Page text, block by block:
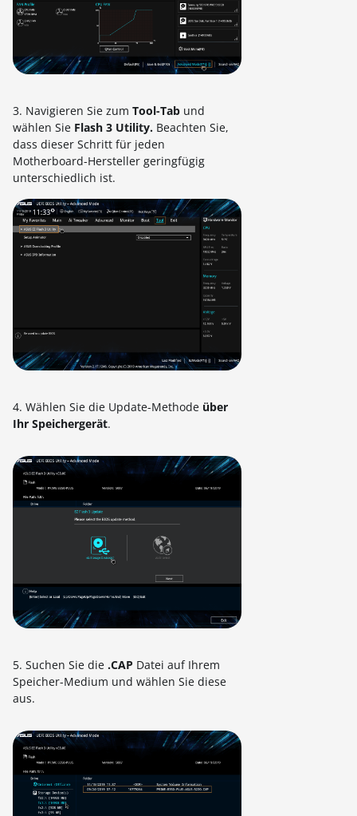
3. Navigieren Sie zum Tool-Tab und
wählen Sie Flash 3 Utility. Beachten Sie,
dass dieser Schritt für jeden
Motherboard-Hersteller geringfügig
unterschiedlich ist.
4. Wählen Sie die Update-Methode über
Ihr Speichergerät.
5. Suchen Sie die .CAP Datei auf Ihrem
Speicher-Medium und wählen Sie diese
aus.